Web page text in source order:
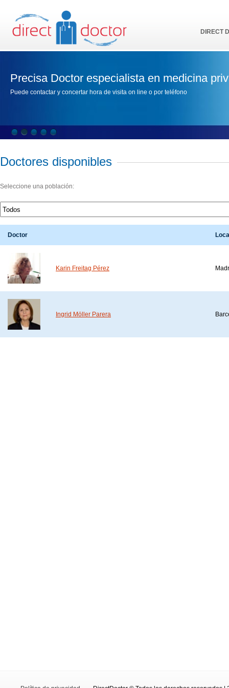
DIRECT
Precisa Doctor especialista en medicina
Puede contactar y concertar hora de visita on line o por teléfono
Doctores disponibles
Seleccione una población:
Doctor
Karin Freitag Pérez
Ingrid Möller Parera